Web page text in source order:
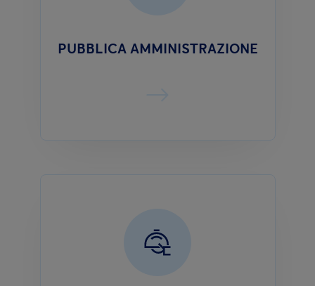
PUBBLICA AMMINISTRAZIONE